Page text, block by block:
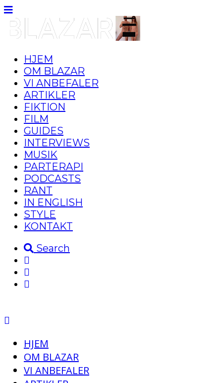
HJEM
OM BLAZAR
VI ANBEFALER
ARTIKLER
FIKTION
FILM
GUIDES
INTERVIEWS
MUSIK
PARTERAPI
PODCASTS
RANT
IN ENGLISH
STYLE
KONTAKT
Search
HJEM
OM BLAZAR
VI ANBEFALER